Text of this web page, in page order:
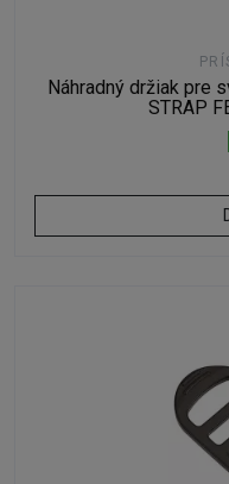
Náhradný držiak pre
STRAP